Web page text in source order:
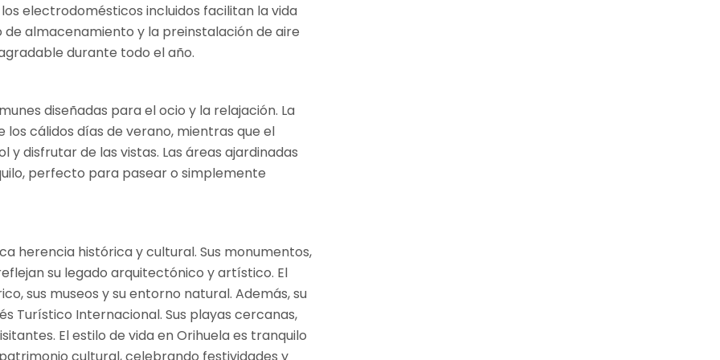
electrodomésticos incluidos facilitan la vida
almacenamiento y la preinstalación de aire
durante todo el año.
diseñadas para el ocio y la relajación. La
cálidos días de verano, mientras que el
disfrutar de las vistas. Las áreas ajardinadas
perfecto para pasear o simplemente
herencia histórica y cultural. Sus monumentos,
su legado arquitectónico y artístico. El
sus museos y su entorno natural. Además, su
Turístico Internacional. Sus playas cercanas,
El estilo de vida en Orihuela es tranquilo